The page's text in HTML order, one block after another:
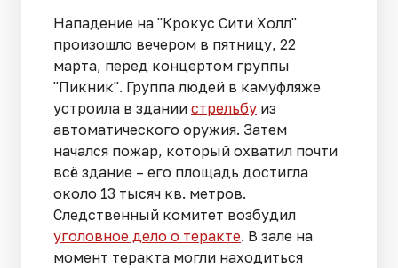
Нападение на "Крокус Сити Холл"
произошло вечером в пятницу, 22
марта, перед концертом группы
"Пикник". Группа людей в камуфляже
устроила в здании стрельбу из
автоматического оружия. Затем
начался пожар, который охватил почти
всё здание – его площадь достигла
около 13 тысяч кв. метров.
Следственный комитет возбудил
уголовное дело о теракте. В зале на
момент теракта могли находиться